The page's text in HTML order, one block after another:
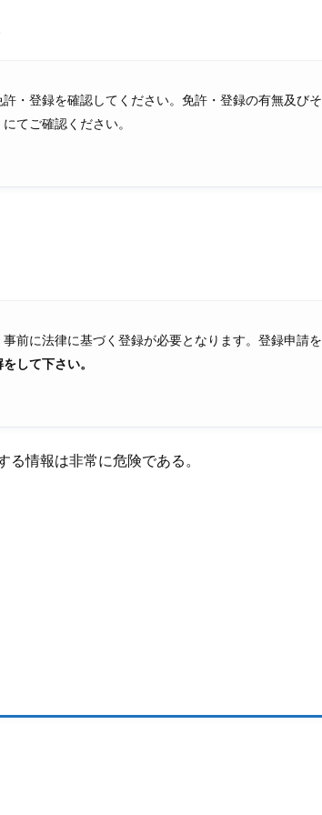
・登録を確認してください。免許・登録の有無及びそ
にてご確認ください。
前に法律に基づく登録が必要となります。登録申請を
して下さい。
情報は非常に危険である。